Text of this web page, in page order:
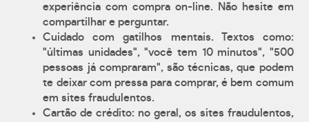
experiência com compra on-line. Não hesite em
compartilhar e perguntar.
Cuidado com gatilhos mentais. Textos como:
"últimas unidades", "você tem 10 minutos", "500
pessoas já compraram", são técnicas, que podem
te deixar com pressa para comprar, é bem comum
em sites fraudulentos.
Cartão de crédito: no geral, os sites fraudulentos,